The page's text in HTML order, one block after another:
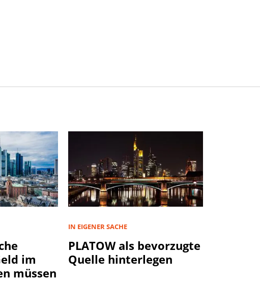
im
müssen
IN EIGENER SACHE
PLATOW als bevorzugte
Quelle hinterlegen